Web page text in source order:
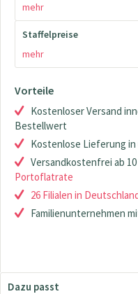
mehr
Staffelpreise
mehr
Vorteile
Kostenloser Versand
Bestellwert
Kostenlose Lieferung in
Versandkostenfrei ab
Portoflatrate
26 Filialen in
Familienunternehmen
Dazu passt